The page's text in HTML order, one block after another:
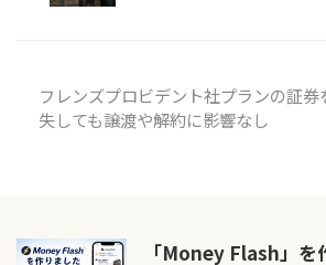
フレンズプロビデント社プランの証券
失しても譲渡や解約に影響なし
「Money Flash」を